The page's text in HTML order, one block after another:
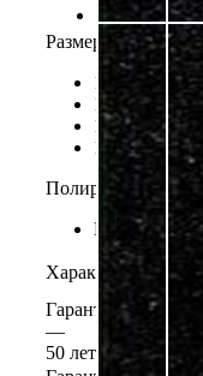
Размер В/Ш/Т, мм.
1100/500/80
1200/600/80;
1300/600/80;
1400/600/80;
Полировка
—
Круговая
Характеристики
Гарантия материал
—
50 лет